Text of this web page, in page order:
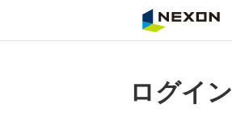
ログイン